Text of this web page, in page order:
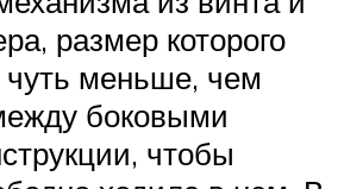
размер которого
меньше, чем
боковыми
чтобы